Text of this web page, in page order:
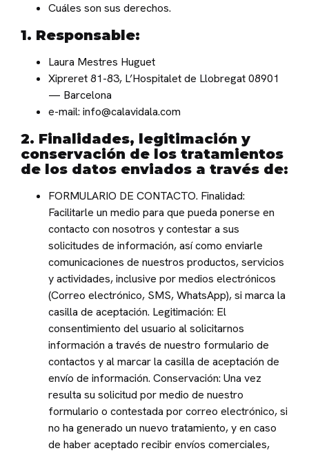
Cuáles son sus derechos.
1. Responsable:
Laura Mestres Huguet
Xipreret 81-83, L’Hospitalet de Llobregat 08901
— Barcelona
e-mail: info@calavidala.com
2. Finalidades, legitimación y
conservación de los tratamientos
de los datos enviados a través de:
FORMULARIO DE CONTACTO. Finalidad:
Facilitarle un medio para que pueda ponerse en
contacto con nosotros y contestar a sus
solicitudes de información, así como enviarle
comunicaciones de nuestros productos, servicios
y actividades, inclusive por medios electrónicos
(Correo electrónico, SMS, WhatsApp), si marca la
casilla de aceptación. Legitimación: El
consentimiento del usuario al solicitarnos
información a través de nuestro formulario de
contactos y al marcar la casilla de aceptación de
envío de información. Conservación: Una vez
resulta su solicitud por medio de nuestro
formulario o contestada por correo electrónico, si
no ha generado un nuevo tratamiento, y en caso
de haber aceptado recibir envíos comerciales,